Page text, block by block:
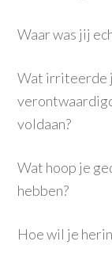
Waar was jij
Wat irriteerde
voldaan?
Wat hoop je
hebben?
Hoe wil je